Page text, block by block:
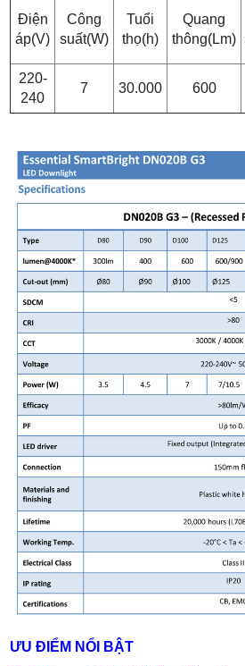
Điện
áp(V)
Công
suất(W)
Tuổi
thọ(h)
Quang
thông(Lm)
220-
240
7 30.000 600
ƯU ĐIỂM NỔI BẬT